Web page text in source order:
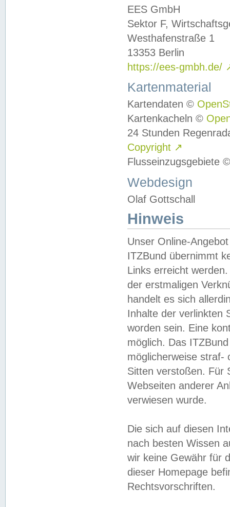
EES GmbH
Sektor F,
Westhafenstraße 1
13353 Berlin
https://ees-gmbh.de/
Kartenmaterial
Kartendaten ©
Kartenkacheln ©
24 Stunden
Copyright ↗
Flusseinzugsgebiete
Webdesign
Olaf Gottschall
Hinweis
Unser Online-
ITZBund übernimmt
Links erreicht
der erstmaligen
handelt es sich
Inhalte der verlinkten
worden sein. Eine
möglich. Das
möglicherweise straf-
Sitten verstoßen. Für
Webseiten anderer
verwiesen wurde.
Die sich auf diesen
nach besten Wissen
wir keine Gewähr für
dieser Homepage
Rechtsvorschriften.